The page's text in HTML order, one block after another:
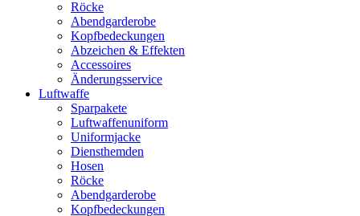
Röcke
Abendgarderobe
Kopfbedeckungen
Abzeichen & Effekten
Accessoires
Änderungsservice
Luftwaffe
Sparpakete
Luftwaffenuniform
Uniformjacke
Diensthemden
Hosen
Röcke
Abendgarderobe
Kopfbedeckungen